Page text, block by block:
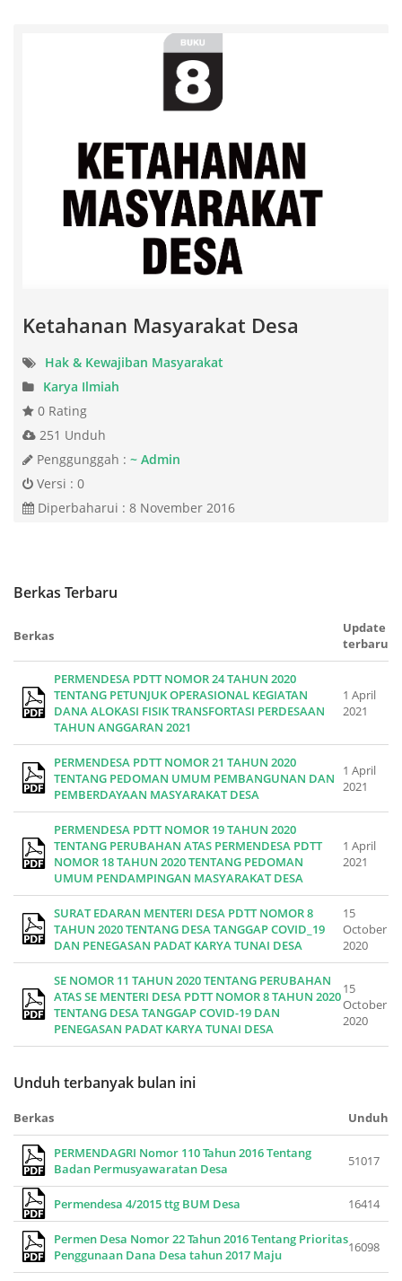
Ketahanan Masyarakat Desa
Hak & Kewajiban Masyarakat
Karya Ilmiah
0 Rating
251 Unduh
Penggunggah : ~ Admin
Versi : 0
Diperbaharui : 8 November 2016
Berkas Terbaru
Berkas
Update
terbaru
PERMENDESA PDTT NOMOR 24 TAHUN 2020
TENTANG PETUNJUK OPERASIONAL KEGIATAN
DANA ALOKASI FISIK TRANSFORTASI PERDESAAN
TAHUN ANGGARAN 2021
1 April
2021
PERMENDESA PDTT NOMOR 21 TAHUN 2020
TENTANG PEDOMAN UMUM PEMBANGUNAN DAN
PEMBERDAYAAN MASYARAKAT DESA
1 April
2021
PERMENDESA PDTT NOMOR 19 TAHUN 2020
TENTANG PERUBAHAN ATAS PERMENDESA PDTT
NOMOR 18 TAHUN 2020 TENTANG PEDOMAN
UMUM PENDAMPINGAN MASYARAKAT DESA
1 April
2021
SURAT EDARAN MENTERI DESA PDTT NOMOR 8
TAHUN 2020 TENTANG DESA TANGGAP COVID_19
DAN PENEGASAN PADAT KARYA TUNAI DESA
15
October
2020
SE NOMOR 11 TAHUN 2020 TENTANG PERUBAHAN
ATAS SE MENTERI DESA PDTT NOMOR 8 TAHUN 2020
TENTANG DESA TANGGAP COVID-19 DAN
PENEGASAN PADAT KARYA TUNAI DESA
15
October
2020
Unduh terbanyak bulan ini
Berkas Unduh
PERMENDAGRI Nomor 110 Tahun 2016 Tentang
Badan Permusyawaratan Desa
51017
Permendesa 4/2015 ttg BUM Desa 16414
Permen Desa Nomor 22 Tahun 2016 Tentang Prioritas
Penggunaan Dana Desa tahun 2017 Maju
16098